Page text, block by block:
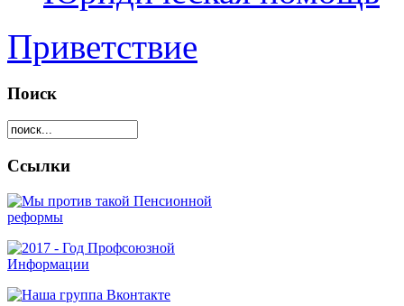
Приветствие
Поиск
Ссылки